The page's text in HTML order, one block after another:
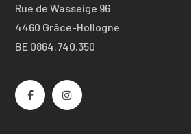
Rue de Wasseige 96
4460 Grâce-Hollogne
BE 0864.740.350